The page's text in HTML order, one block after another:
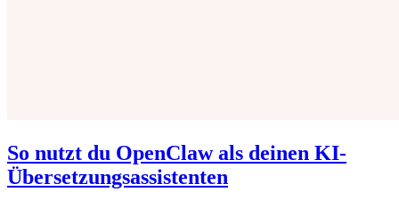
So nutzt du OpenClaw als deinen KI-
Übersetzungsassistenten